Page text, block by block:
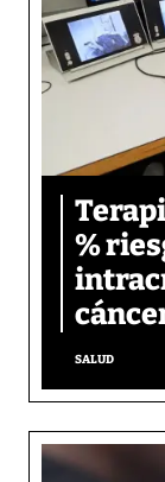
%
SALUD